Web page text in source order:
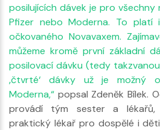
posilujících dávek je pro všechny
Pfizer nebo Moderna. To platí
očkovaného Novavaxem.
můžeme kromě první základní
posilovací dávku (tedy takzvanou
‚čtvrté‘ dávky už je možný
Moderna,“ popsal Zdeněk Bílek.
provádí tým sester a lékařů,
praktický lékař pro dospělé i